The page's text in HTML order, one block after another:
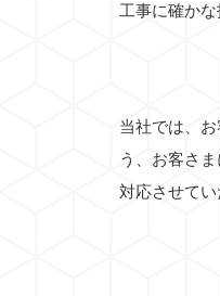
工事に確か
当社では、
う、お客さ
対応させて